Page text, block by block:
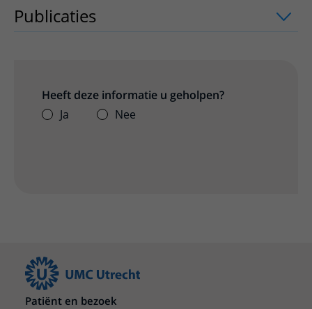
Publicaties uitklapper, klik om te
Heeft deze informatie u geholpen?
Ja
Nee
Patiënt en bezoek